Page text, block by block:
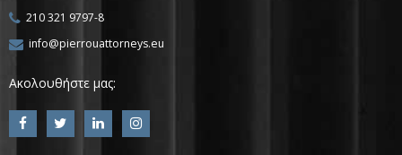
210 321 9797-8
info@pierrouattorneys.eu
Ακολουθήστε μας: